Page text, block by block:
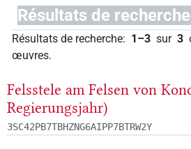
Résultats de
Résultats de recherche: 1–3 sur 3
œuvres.
Felsstele am Felsen von
Regierungsjahr)
3SC42PB7TBHZNG6AIPP7BTRW2Y